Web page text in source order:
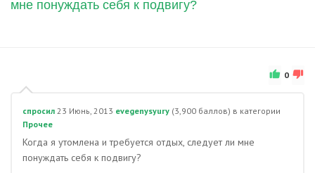
мне понуждать себя к подвигу?
0
спросил 23 Июнь, 2013 evegenysyury (3,900 баллов) в категории
Прочее
Когда я утомлена и требуется отдых, следует ли мне
понуждать себя к подвигу?